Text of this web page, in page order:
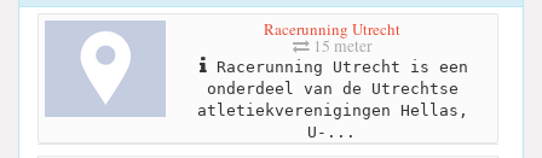
Racerunning Utrecht
15 meter
Racerunning Utrecht is een
onderdeel van de Utrechtse
atletiekverenigingen Hellas,
U-...